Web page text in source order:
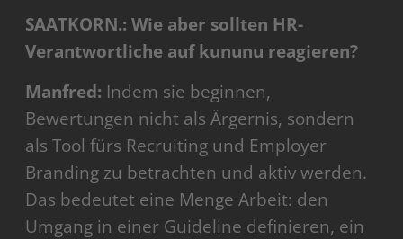
SAATKORN.: Wie aber sollten HR-
Verantwortliche auf kununu reagieren?
Manfred: Indem sie beginnen,
Bewertungen nicht als Ärgernis, sondern
als Tool fürs Recruiting und Employer
Branding zu betrachten und aktiv werden.
Das bedeutet eine Menge Arbeit: den
Umgang in einer Guideline definieren, ein